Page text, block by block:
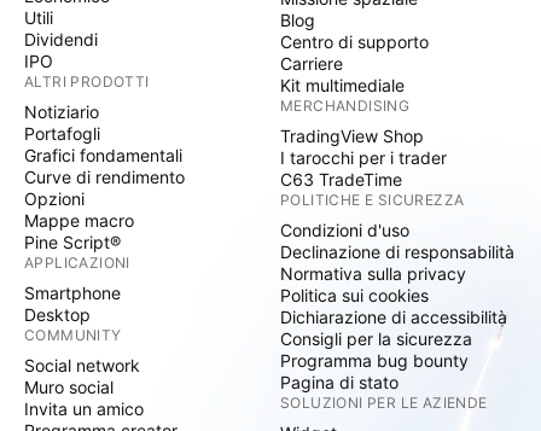
Utili
Dividendi
IPO
ALTRI PRODOTTI
Notiziario
Portafogli
Grafici fondamentali
Curve di rendimento
Opzioni
Mappe macro
Pine Script®
APPLICAZIONI
Smartphone
Desktop
COMMUNITY
Social network
Muro social
Invita un amico
Blog
Centro di supporto
Carriere
Kit multimediale
MERCHANDISING
TradingView Shop
I tarocchi per i trader
C63 TradeTime
POLITICHE E SICUREZZA
Condizioni d'uso
Declinazione di responsabilità
Normativa sulla privacy
Politica sui cookies
Dichiarazione di accessibilità
Consigli per la sicurezza
Programma bug bounty
Pagina di stato
SOLUZIONI PER LE AZIENDE